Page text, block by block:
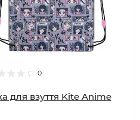
0
для взуття Kite Anime